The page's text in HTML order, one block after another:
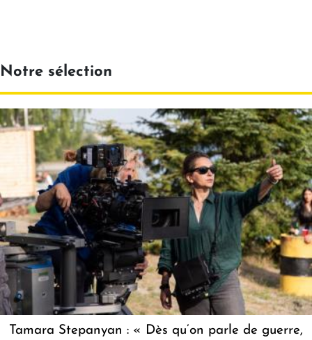
Notre sélection
Tamara Stepanyan : « Dès qu’on parle de guerre,